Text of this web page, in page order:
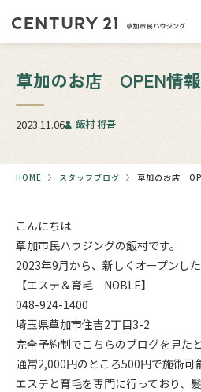
草加のお店 OPEN情報
2023.11.06 飯村 将吾
HOME スタッフブログ 草加のお店
こんにちは
草加市民ハウジングの飯村です。
2023年9月から、新しくオープンし
【エステ＆育毛 NOBLE】
048-924-1400
埼玉県草加市住吉2丁目3-2
完全予約制でこちらのブログを見た
通常2,000円のところ500円で施術可
エステと育毛を専門に行っており、